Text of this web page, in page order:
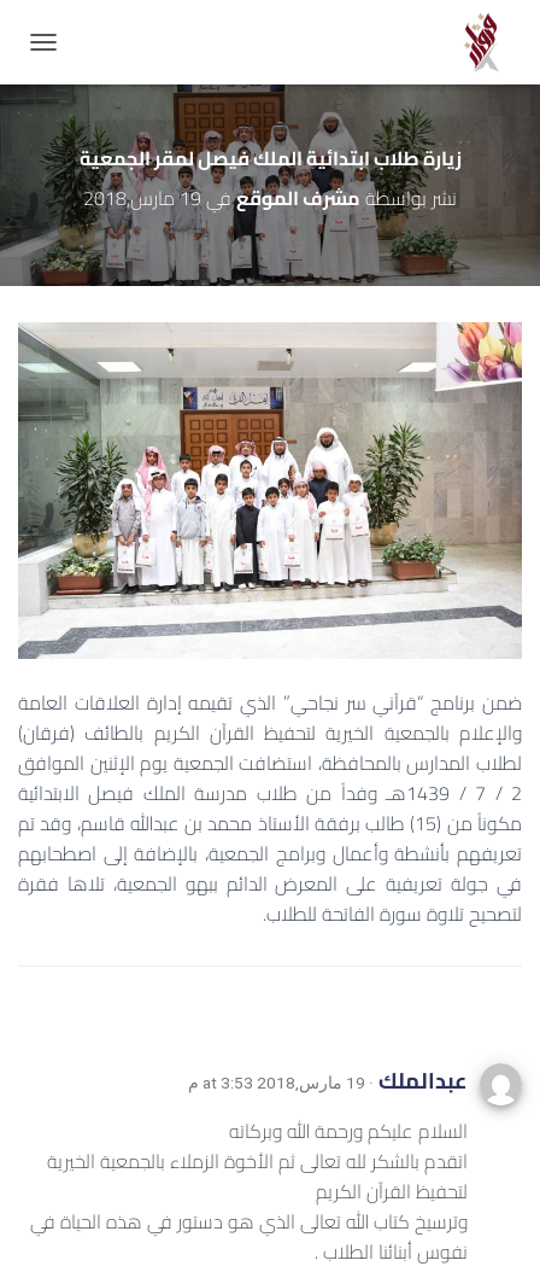
زيارة طلاب ابتدائية الملك فيصل لمقر الجمعية
نشر بواسطةمشرف الموقعفي19 مارس,2018
ضمن برنامج “قرآني سر نجاحي” الذي تقيمه إدارة العلاقات العامة
والإعلام بالجمعية الخيرية لتحفيظ القرآن الكريم بالطائف (فرقان)
لطلاب المدارس بالمحافظة، استضافت الجمعية يوم الإثنين الموافق
2 / 7 / 1439هـ وفداً من طلاب مدرسة الملك فيصل الابتدائية
مكوناً من (15) طالب برفقة الأستاذ محمد بن عبدالله قاسم، وقد تم
تعريفهم بأنشطة وأعمال وبرامج الجمعية، بالإضافة إلى اصطحابهم
في جولة تعريفية على المعرض الدائم ببهو الجمعية، تلاها فقرة
لتصحيح تلاوة سورة الفاتحة للطلاب.
عبدالملك · 19 مارس,2018 at 3:53 م
‏السلام عليكم ورحمة الله وبركاته
‏اتقدم بالشكر لله تعالى ثم الأخوة الزملاء بالجمعية الخيرية
لتحفيظ القرآن الكريم
وترسيخ كتاب الله تعالى الذي هو دستور في هذه الحياة في
نفوس أبنائنا الطلاب .